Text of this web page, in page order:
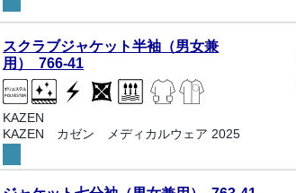
スクラブジャケット半袖（男女兼
用） 766-41
KAZEN
KAZEN カゼン メディカルウェア 2025